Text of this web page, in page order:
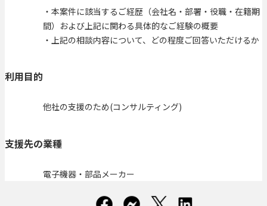
・本案件に該当するご経歴（会社名・部署・役職・在籍期
間）および上記に関わる具体的なご経験の概要
・上記の相談内容について、どの程度ご回答いただけるか
利用目的
他社の支援のため(コンサルティング)
支援先の業種
電子機器・部品メーカー